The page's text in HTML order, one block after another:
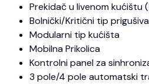
Prekidač u livenom kućištu
Bolnički/Kritični tip
Modularni tip kućišta
Mobilna Prikolica
Kontrolni panel za
3 pole/4 pole automatski